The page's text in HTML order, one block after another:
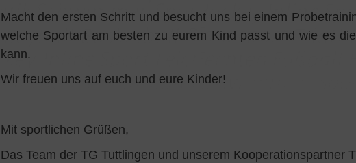
Macht den ersten Schritt und besucht uns bei einem
welche Sportart am besten zu eurem Kind passt und wie es
kann.
Wir freuen uns auf euch und eure Kinder!
Mit sportlichen Grüßen,
Das Team der TG Tuttlingen und unserem Kooperationspartner